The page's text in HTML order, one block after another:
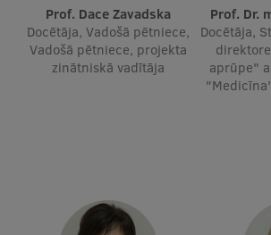
Pedagoģiskās izaugsmes centrs
Kvalifikācijas atbilstības pārbaude
Zinātniskie institūti un laboratorijas
Prof. Dace Zavadska
Docētāja, Vadošā pētniece,
Vadošā pētniece, projekta
zinātniskā vadītāja
Prof.
Docētāja,
aprūpe"